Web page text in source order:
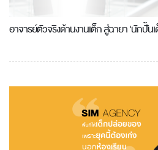
อาจารย์ตัวจริงด้านงานเต็ก สู่ฉายา 'นักปั้น